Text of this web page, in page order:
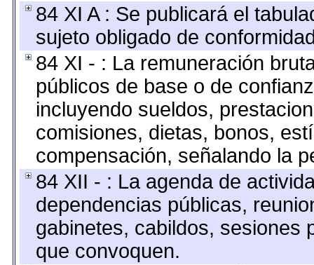
84 XI A : Se publicará el
sujeto obligado de
84 XI - : La remuneración
públicos de base o de
incluyendo sueldos,
comisiones, dietas, bonos,
compensación, señalando la
84 XII - : La agenda de
dependencias públicas,
gabinetes, cabildos, sesiones
que convoquen.